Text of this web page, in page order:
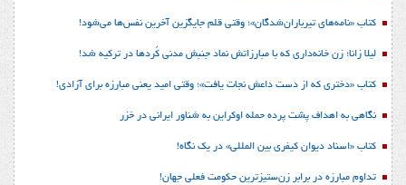
کتاب «نامه‌های تیرباران‌شدگان»؛ وقتی قلم جایگزین آخرین نفس‌ها می‌شود!
لیلا زانا؛ زن خانه‌داری که با مبارزاتش نماد جنبش مدنی کُردها در ترکیه شد!
کتاب «دختری که از دست داعش نجات یافت»؛ وقتی امید یعنی مبارزه برای آزادی!
نگاهی به اهداف پشت پرده حمله اوکراین به شناور ایرانی در خزر
کتاب «اسناد دیوان کیفری بین المللی» در یک نگاه!
تداوم مبارزه در برابر زن‌ستیزترین حکومت فعلی جهان!